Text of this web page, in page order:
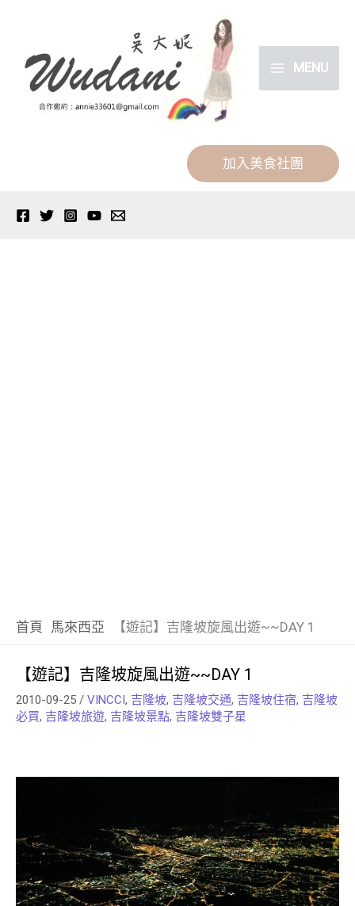
MENU
加入美食社團
首頁 馬來西亞 【遊記】吉隆坡旋風出遊~~DAY 1
【遊記】吉隆坡旋風出遊~~DAY 1
2010-09-25 / VINCCI , 吉隆坡, 吉隆坡交通, 吉隆坡住宿, 吉隆坡
必買, 吉隆坡旅遊, 吉隆坡景點, 吉隆坡雙子星